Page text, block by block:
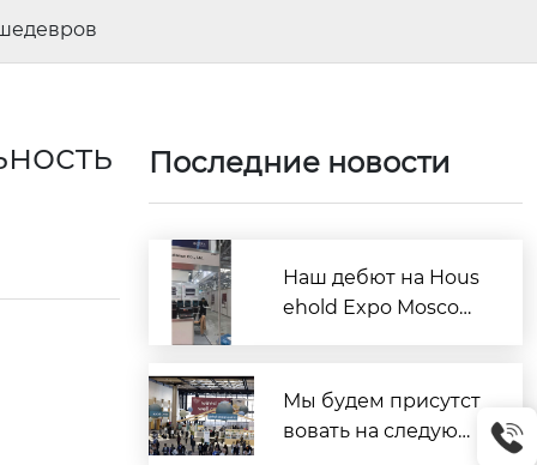
Последние новости
Наш дебют на Hous
ehold Expo Moscow!
вары для дома на м
артовской выставк
Мы будем присутст
вовать на следующ